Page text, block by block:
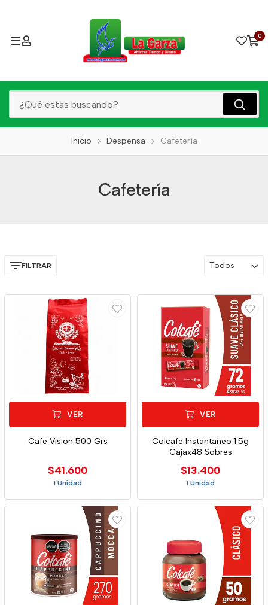
0
Inicio Despensa Cafetería
Cafetería
FILTRAR Todos
VER
Cafe Vision 500 Grs
$41.600
1 Unidad
VER
Colcafe Instantaneo 1.5g
Cajax48 Sobres
$13.400
1 Unidad